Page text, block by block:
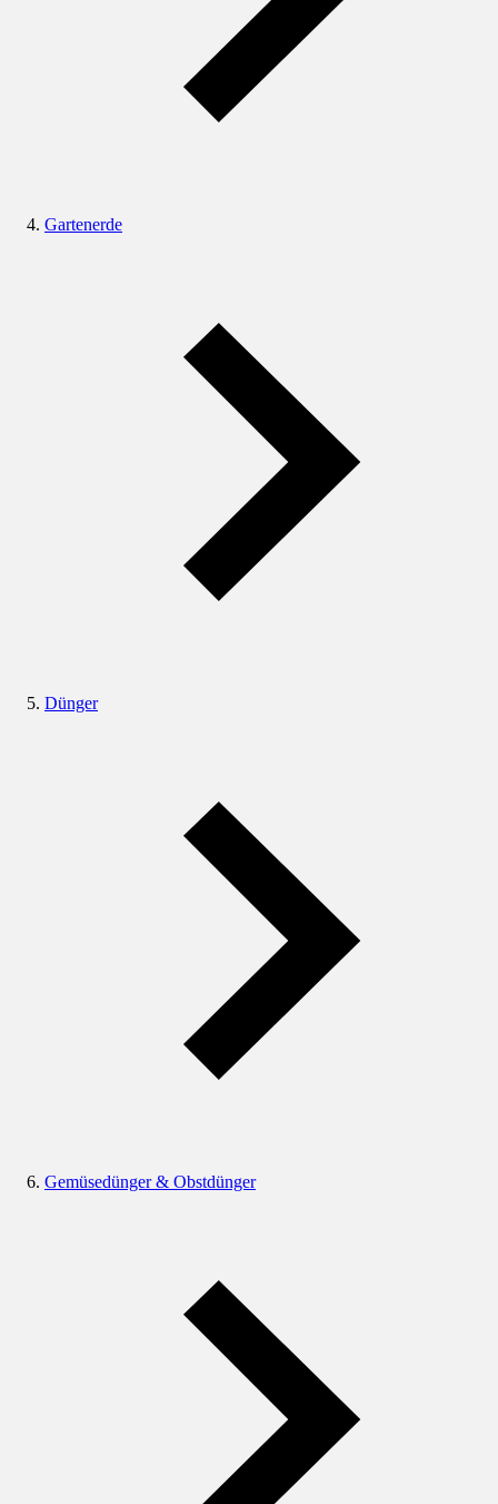
Gartenerde
Dünger
Gemüsedünger & Obstdünger